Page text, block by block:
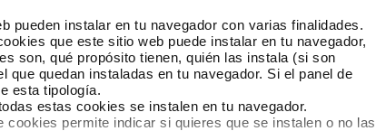
pueden instalar en tu navegador con varias finalidades.
que este sitio web puede instalar en tu navegador,
son, qué propósito tienen, quién las instala (si son
quedan instaladas en tu navegador. Si el panel de
esta tipología.
estas cookies se instalen en tu navegador.
permite indicar si quieres que se instalen o no las
Contacta Otras webs de TMB